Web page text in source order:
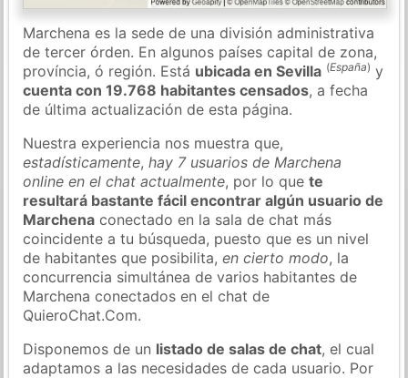
Marchena es la sede de una división administrativa
de tercer órden. En algunos países capital de zona,
província, ó región. Está ubicada en Sevilla (España) y
cuenta con 19.768 habitantes censados, a fecha
de última actualización de esta página.
Nuestra experiencia nos muestra que,
estadísticamente,hay 7 usuarios de Marchena
online en el chat actualmente, por lo quete
resultará bastante fácil encontrar algún usuario de
Marchena conectado en la sala de chat más
coincidente a tu búsqueda, puesto que es un nivel
de habitantes que posibilita,en cierto modo, la
concurrencia simultánea de varios habitantes de
Marchena conectados en el chat de
QuieroChat.Com.
Disponemos de un listado de salas de chat, el cual
adaptamos a las necesidades de cada usuario. Por